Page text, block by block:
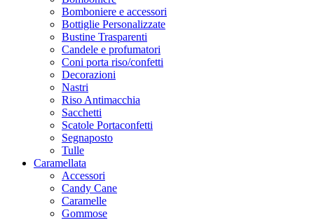
Bomboniere e accessori
Bottiglie Personalizzate
Bustine Trasparenti
Candele e profumatori
Coni porta riso/confetti
Decorazioni
Nastri
Riso Antimacchia
Sacchetti
Scatole Portaconfetti
Segnaposto
Tulle
Caramellata
Accessori
Candy Cane
Caramelle
Gommose